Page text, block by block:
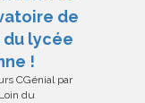
de
du lycée
!
CGénial par
du